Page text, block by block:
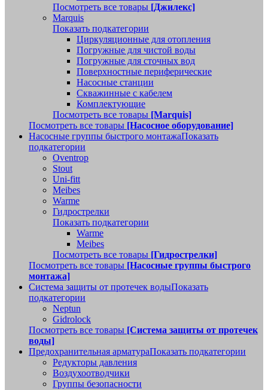
Посмотреть все товары [Джилекс]
Marquis
Показать подкатегории
Циркуляционные для отопления
Погружные для чистой воды
Погружные для сточных вод
Поверхностные периферические
Насосные станции
Скважинные с кабелем
Комплектующие
Посмотреть все товары [Marquis]
Посмотреть все товары [Насосное оборудование]
Насосные группы быстрого монтажаПоказать
подкатегории
Oventrop
Stout
Uni-fitt
Meibes
Warme
Гидрострелки
Показать подкатегории
Warme
Meibes
Посмотреть все товары [Гидрострелки]
Посмотреть все товары [Насосные группы быстрого
монтажа]
Система защиты от протечек водыПоказать
подкатегории
Neptun
Gidrolock
Посмотреть все товары [Система защиты от протечек
воды]
Предохранительная арматураПоказать подкатегории
Редукторы давления
Воздухоотводчики
Группы безопасности